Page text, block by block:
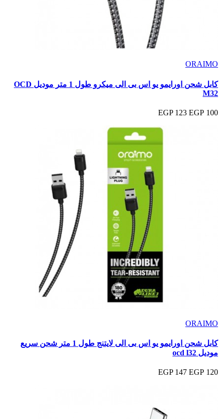
ORAIMO
كابل شحن اورايمو يو اس بى الى ميكرو طول 1 متر موديل OCD
M32
100 EGP
123 EGP
ORAIMO
كابل شحن اورايمو يو اس بى الى لايتنج طول 1 متر شحن سريع
موديل ocd l32
120 EGP
147 EGP